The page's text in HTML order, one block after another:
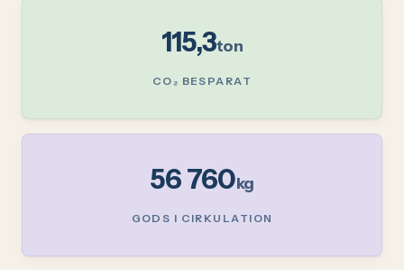
115,3ton
CO₂ BESPARAT
56 760kg
GODS I CIRKULATION